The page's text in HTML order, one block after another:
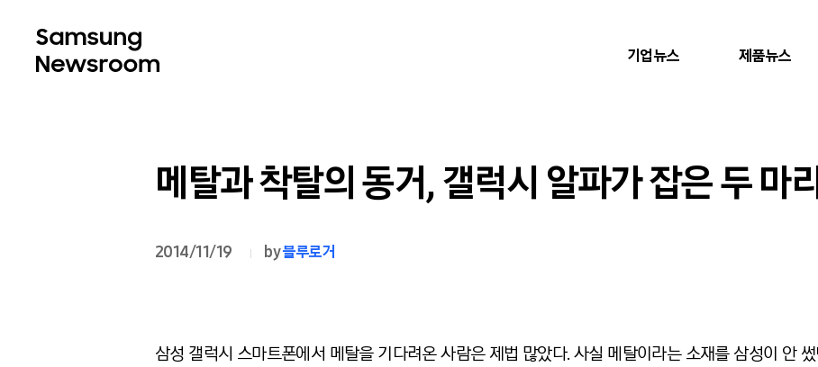
기업뉴스 제품뉴스
메탈과 착탈의 동거, 갤럭시 알파가 잡은 두 마
2014/11/19 by블루로거
삼성 갤럭시 스마트폰에서 메탈을 기다려온 사람은 제법 많았다. 사실 메탈이라는 소재를 삼성이 안